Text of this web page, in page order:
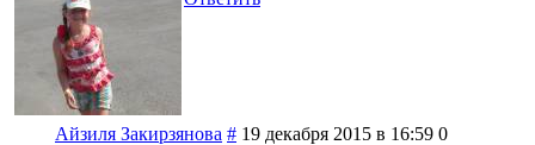
Айзиля Закирзянова # 19 декабря 2015 в 16:59 0